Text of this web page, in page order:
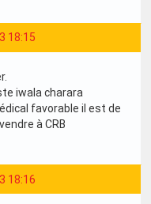
18:15
iwala charara
favorable il est de
à CRB
18:16